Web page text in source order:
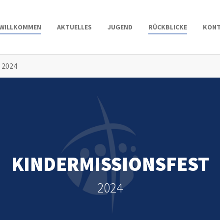
AKTUELLES JUGEND RÜCKBLICKE
KINDERMISSIONSFEST
2024